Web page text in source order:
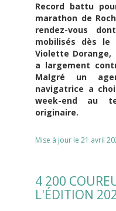
Record battu
marathon de
rendez-vous
mobilisés dès le
Violette Dorange,
a largement
Malgré un
navigatrice a
week-end au
originaire.
Mise à jour le 21 avril
4 200
L'ÉDITION